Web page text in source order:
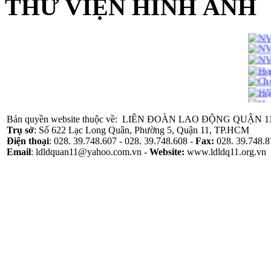
THƯ VIỆN HÌNH ẢNH
Bản quyền website thuộc về: LIÊN ĐOÀN LAO ĐỘNG QUẬN
Trụ sở: Số 622 Lạc Long Quân, Phường 5, Quận 11, TP.HCM
Điện thoại: 028. 39.748.607 - 028. 39.748.608 - Fax: 028.
Email: ldldquan11@yahoo.com.vn - Website: www.ldldq11.org.vn